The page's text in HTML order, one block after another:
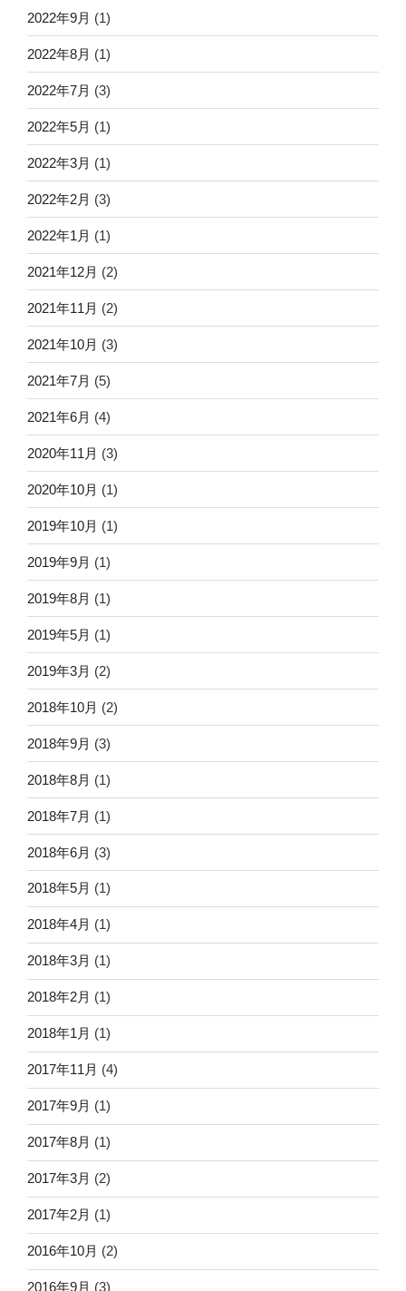
2022年9月 (1)
2022年8月 (1)
2022年7月 (3)
2022年5月 (1)
2022年3月 (1)
2022年2月 (3)
2022年1月 (1)
2021年12月 (2)
2021年11月 (2)
2021年10月 (3)
2021年7月 (5)
2021年6月 (4)
2020年11月 (3)
2020年10月 (1)
2019年10月 (1)
2019年9月 (1)
2019年8月 (1)
2019年5月 (1)
2019年3月 (2)
2018年10月 (2)
2018年9月 (3)
2018年8月 (1)
2018年7月 (1)
2018年6月 (3)
2018年5月 (1)
2018年4月 (1)
2018年3月 (1)
2018年2月 (1)
2018年1月 (1)
2017年11月 (4)
2017年9月 (1)
2017年8月 (1)
2017年3月 (2)
2017年2月 (1)
2016年10月 (2)
2016年9月 (3)